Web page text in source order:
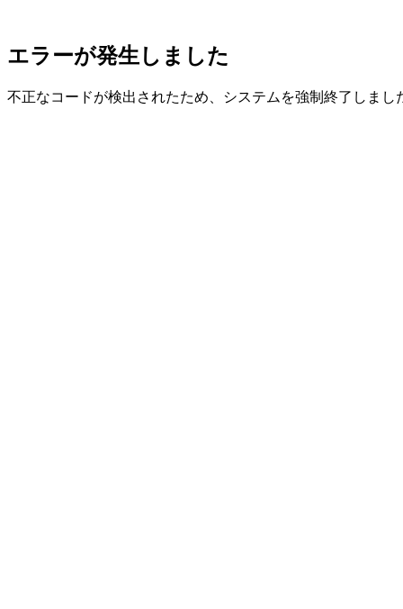
エラーが発生しました
不正なコードが検出されたため、システムを強制終了しまし